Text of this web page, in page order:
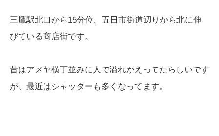
三鷹駅北口から15分位、五日市街道辺りから北に伸
びている商店街です。
昔はアメヤ横丁並みに人で溢れかえってたらしいです
が、最近はシャッターも多くなってます。